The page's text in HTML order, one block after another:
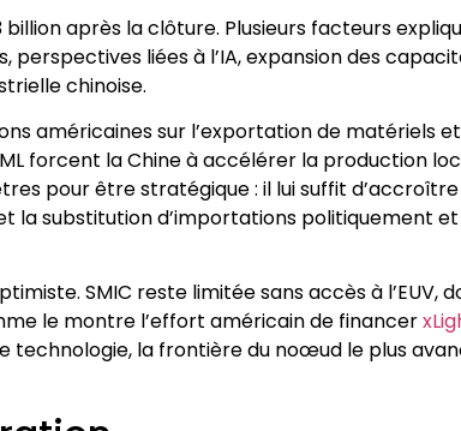
billion après la clôture. Plusieurs facteurs
liées à l’IA, expansion des
chinoise.
américaines sur l’exportation de matériels et
forcent la Chine à accélérer la production
pour être stratégique : il lui suffit
la substitution d’importations politiquement et
SMIC reste limitée sans accès à l’EUV,
le montre l’effort américain de financer
technologie, la frontière du noœud le plus